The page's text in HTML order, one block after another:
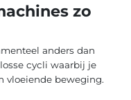
zo
anders dan
cycli waarbij je
vloeiende beweging.